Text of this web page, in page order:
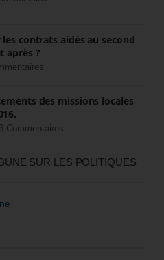
contrats aidés au second
après ?
des missions locales
3 Commentaires
SUR LES POLITIQUES